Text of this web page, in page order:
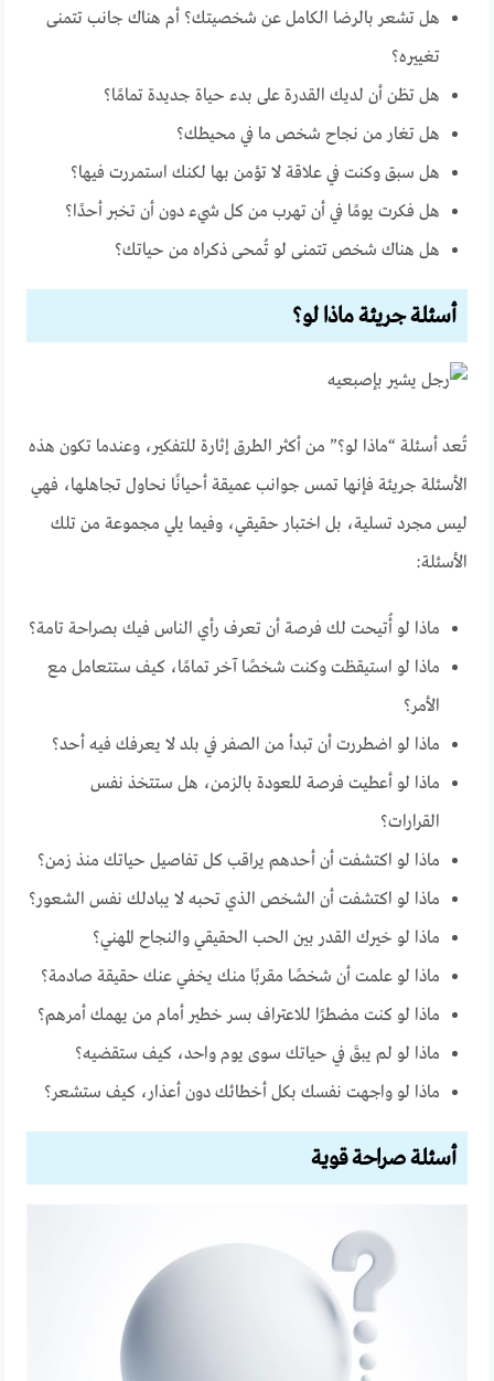
هل تشعر بالرضا الكامل عن شخصيتك؟ أم هناك جانب تتمنى
تغييره؟
هل تظن أن لديك القدرة على بدء حياة جديدة تمامًا؟
هل تغار من نجاح شخص ما في محيطك؟
هل سبق وكنت في علاقة لا تؤمن بها لكنك استمررت فيها؟
هل فكرت يومًا في أن تهرب من كل شيء دون أن تخبر أحدًا؟
هل هناك شخص تتمنى لو تُمحى ذكراه من حياتك؟
أسئلة جريئة ماذا لو؟
تُعد أسئلة “ماذا لو؟” من أكثر الطرق إثارة للتفكير، وعندما تكون هذه
الأسئلة جريئة فإنها تمس جوانب عميقة أحيانًا نحاول تجاهلها، فهي
ليس مجرد تسلية، بل اختبار حقيقي، وفيما يلي مجموعة من تلك
الأسئلة:
ماذا لو أُتيحت لك فرصة أن تعرف رأي الناس فيك بصراحة تامة؟
ماذا لو استيقظت وكنت شخصًا آخر تمامًا، كيف ستتعامل مع
الأمر؟
ماذا لو اضطررت أن تبدأ من الصفر في بلد لا يعرفك فيه أحد؟
ماذا لو أعطيت فرصة للعودة بالزمن، هل ستتخذ نفس
القرارات؟
ماذا لو اكتشفت أن أحدهم يراقب كل تفاصيل حياتك منذ زمن؟
ماذا لو اكتشفت أن الشخص الذي تحبه لا يبادلك نفس الشعور؟
ماذا لو خيرك القدر بين الحب الحقيقي والنجاح المهني؟
ماذا لو علمت أن شخصًا مقربًا منك يخفي عنك حقيقة صادمة؟
ماذا لو كنت مضطرًا للاعتراف بسر خطير أمام من يهمك أمرهم؟
ماذا لو لم يبقَ في حياتك سوى يوم واحد، كيف ستقضيه؟
ماذا لو واجهت نفسك بكل أخطائك دون أعذار، كيف ستشعر؟
أسئلة صراحة قوية